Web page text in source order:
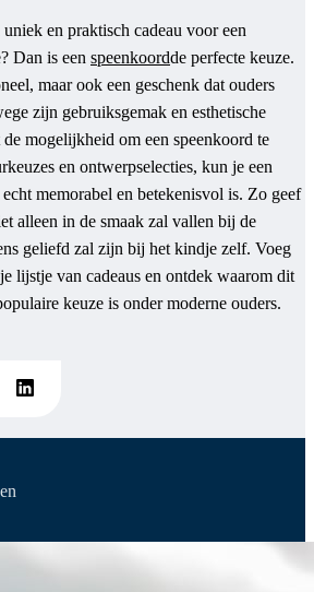
en praktisch cadeau voor een
Dan is een speenkoordde perfecte keuze.
maar ook een geschenk dat ouders
zijn gebruiksgemak en esthetische
mogelijkheid om een speenkoord te
en ontwerpselecties, kun je een
echt memorabel en betekenisvol is. Zo geef
alleen in de smaak zal vallen bij de
geliefd zal zijn bij het kindje zelf. Voeg
lijstje van cadeaus en ontdek waarom dit
keuze is onder moderne ouders.